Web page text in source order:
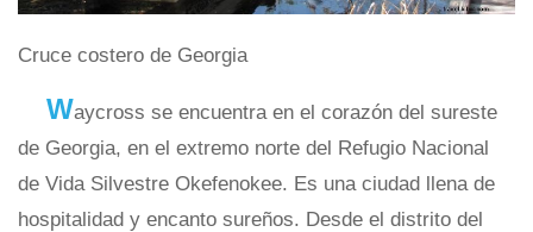
Cruce costero de Georgia
Waycross se encuentra en el corazón del sureste
de Georgia, en el extremo norte del Refugio Nacional
de Vida Silvestre Okefenokee. Es una ciudad llena de
hospitalidad y encanto sureños. Desde el distrito del